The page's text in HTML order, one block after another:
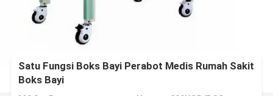
Satu Fungsi Boks Bayi Perabot Medis Rumah Sakit
Boks Bayi